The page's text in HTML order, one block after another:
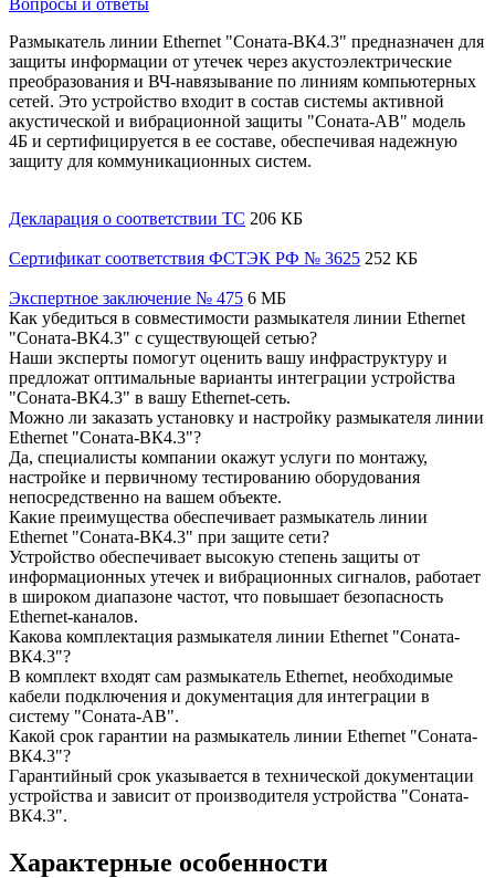
Вопросы и ответы
Размыкатель линии Ethernet "Соната-ВК4.3" предназначен для
защиты информации от утечек через акустоэлектрические
преобразования и ВЧ-навязывание по линиям компьютерных
сетей. Это устройство входит в состав системы активной
акустической и вибрационной защиты "Соната-АВ" модель
4Б и сертифицируется в ее составе, обеспечивая надежную
защиту для коммуникационных систем.
Декларация о соответствии ТС 206 КБ
Сертификат соответствия ФСТЭК РФ № 3625 252 КБ
Экспертное заключение № 475 6 МБ
Как убедиться в совместимости размыкателя линии Ethernet
"Соната-ВК4.3" с существующей сетью?
Наши эксперты помогут оценить вашу инфраструктуру и
предложат оптимальные варианты интеграции устройства
"Соната-ВК4.3" в вашу Ethernet-сеть.
Можно ли заказать установку и настройку размыкателя линии
Ethernet "Соната-ВК4.3"?
Да, специалисты компании окажут услуги по монтажу,
настройке и первичному тестированию оборудования
непосредственно на вашем объекте.
Какие преимущества обеспечивает размыкатель линии
Ethernet "Соната-ВК4.3" при защите сети?
Устройство обеспечивает высокую степень защиты от
информационных утечек и вибрационных сигналов, работает
в широком диапазоне частот, что повышает безопасность
Ethernet-каналов.
Какова комплектация размыкателя линии Ethernet "Соната-
ВК4.3"?
В комплект входят сам размыкатель Ethernet, необходимые
кабели подключения и документация для интеграции в
систему "Соната-АВ".
Какой срок гарантии на размыкатель линии Ethernet "Соната-
ВК4.3"?
Гарантийный срок указывается в технической документации
устройства и зависит от производителя устройства "Соната-
ВК4.3".
Характерные особенности